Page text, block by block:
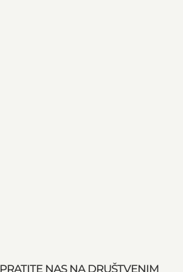
PRATITE NAS NA DRUŠTVENIM